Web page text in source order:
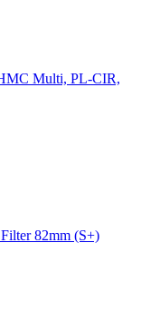
Multi, PL-CIR,
82mm (S+)